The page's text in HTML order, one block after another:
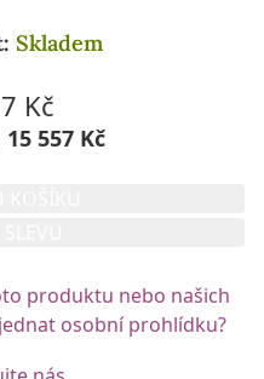
Skladem
Kč
557 Kč
produktu nebo našich
osobní prohlídku?